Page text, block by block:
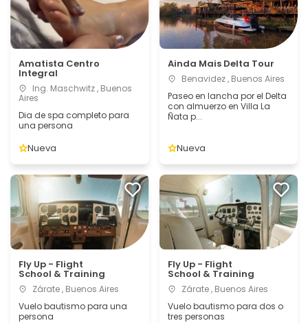
Amatista Centro
Integral
Ing. Maschwitz , Buenos
Aires
Dia de spa completo para
una persona
Nueva
Ainda Mais Delta Tour
Benavidez , Buenos Aires
Paseo en lancha por el Delta
con almuerzo en Villa La
Ñata p...
Nueva
Fly Up - Flight
School & Training
Zárate , Buenos Aires
Vuelo bautismo para una
persona
Fly Up - Flight
School & Training
Zárate , Buenos Aires
Vuelo bautismo para dos o
tres personas